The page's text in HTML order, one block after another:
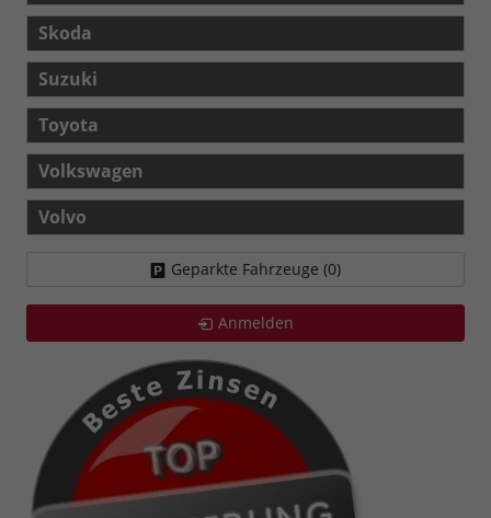
Skoda
Suzuki
Toyota
Volkswagen
Volvo
Geparkte Fahrzeuge (0)
Anmelden